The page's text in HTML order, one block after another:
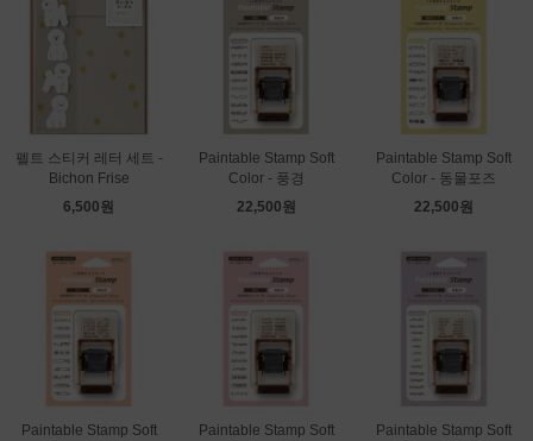
펠트 스티커 레터 세트 -
Bichon Frise
6,500원
Paintable Stamp Soft
Color - 풍경
22,500원
Paintable Stamp Soft
Color - 동물포즈
22,500원
Paintable Stamp Soft
Paintable Stamp Soft
Paintable Stamp Soft